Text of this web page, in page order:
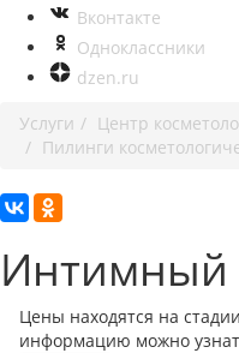
Вконтакте
Одноклассники
dzen.ru
Услуги
Центр
Пилинги
Интимный
Цены находятся на
информацию можно